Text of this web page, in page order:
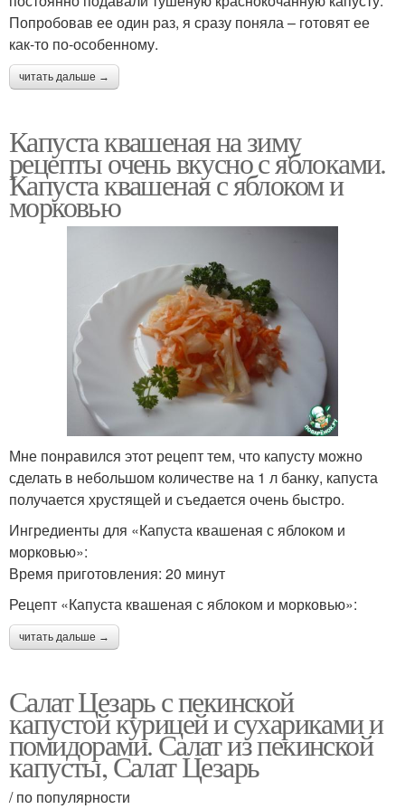
Попробовав ее один раз, я сразу поняла – готовят ее
как-то по-особенному.
читать дальше →
Капуста квашеная на зиму
рецепты очень вкусно с яблоками.
Капуста квашеная с яблоком и
морковью
Мне понравился этот рецепт тем, что капусту можно
сделать в небольшом количестве на 1 л банку, капуста
получается хрустящей и съедается очень быстро.
Ингредиенты для «Капуста квашеная с яблоком и
морковью»:
Время приготовления: 20 минут
Рецепт «Капуста квашеная с яблоком и морковью»:
читать дальше →
Салат Цезарь с пекинской
капустой курицей и сухариками и
помидорами. Салат из пекинской
капусты, Салат Цезарь
/ по популярности